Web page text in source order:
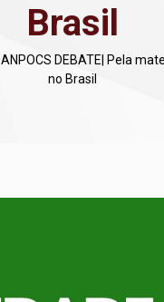
Brasil
ANPOCS DEBATE| Pela
no Brasil